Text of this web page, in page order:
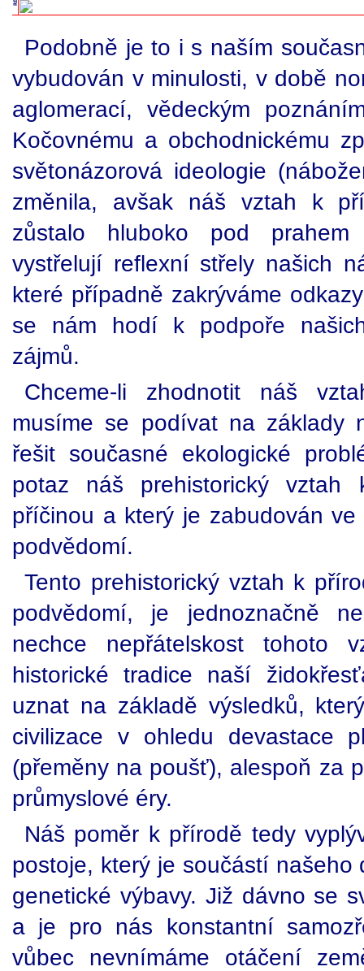
Podobně je to i s naším
vybudován v minulosti, v době
aglomerací, vědeckým
Kočovnému a obchodnickému
světonázorová ideologie
změnila, avšak náš vztah k
zůstalo hluboko pod
vystřelují reflexní střely našich
které případně zakrýváme
se nám hodí k podpoře
zájmů.
Chceme-li zhodnotit náš
musíme se podívat na základy
řešit současné ekologické
potaz náš prehistorický
příčinou a který je zabudován
podvědomí.
Tento prehistorický vztah k
podvědomí, je jednoznačně
nechce nepřátelskost tohoto
historické tradice naší
uznat na základě výsledků,
civilizace v ohledu devastace
(přeměny na poušť), alespoň za
průmyslové éry.
Náš poměr k přírodě tedy
postoje, který je součástí
genetické výbavy. Již dávno se
a je pro nás konstantní
vůbec nevnímáme otáčení